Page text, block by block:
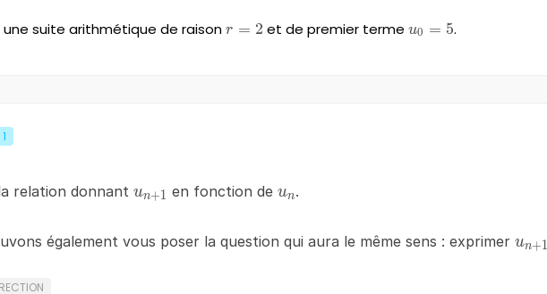
une suite arithmétique de raisonr=2
r = 2 et de premier terme u_{0}
u0 = 5.
1
relation donnant u_{n+1}
un+1 en fonction de u_{n}
un.
également vous poser la question qui aura le même sens : exprimer un+1